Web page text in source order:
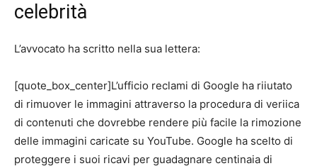
celebrità
L’avvocato ha scritto nella sua lettera:
[quote_box_center]L’ufficio reclami di Google ha riiutato
di rimuover le immagini attraverso la procedura di veriica
di contenuti che dovrebbe rendere più facile la rimozione
delle immagini caricate su YouTube. Google ha scelto di
proteggere i suoi ricavi per guadagnare centinaia di